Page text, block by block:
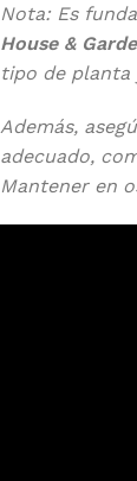
Nota: Es
House &
tipo de planta
Además,
adecuado,
Mantener en